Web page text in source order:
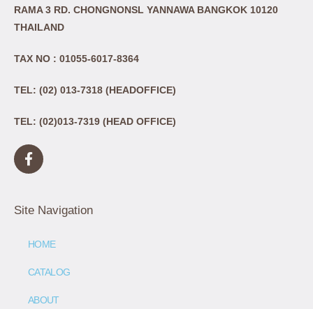
RAMA 3 RD. CHONGNONSL YANNAWA BANGKOK 10120
THAILAND
TAX NO : 01055-6017-8364
TEL: (02) 013-7318 (HEADOFFICE)
TEL: (02)013-7319 (HEAD OFFICE)
Site Navigation
HOME
CATALOG
ABOUT